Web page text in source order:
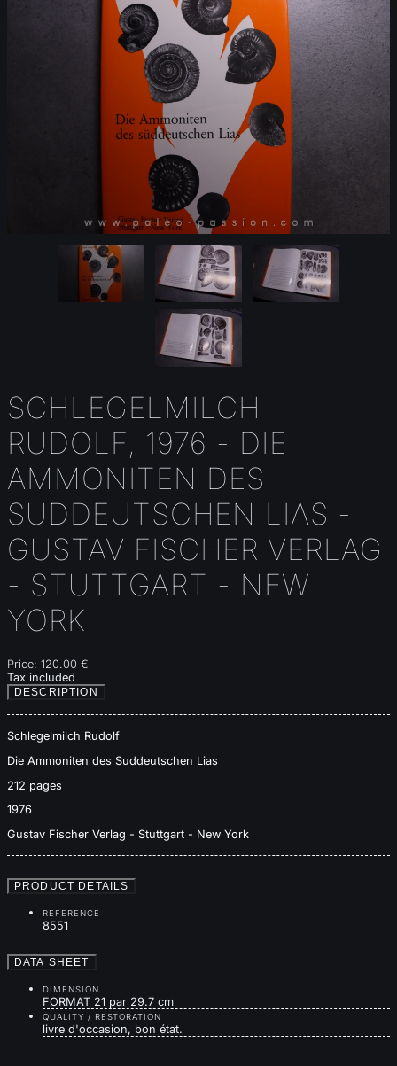
SCHLEGELMILCH
RUDOLF, 1976 - DIE
AMMONITEN DES
SUDDEUTSCHEN LIAS -
GUSTAV FISCHER VERLAG
- STUTTGART - NEW
YORK
Price: 120.00 €
Tax included
DESCRIPTION
Schlegelmilch Rudolf
Die Ammoniten des Suddeutschen Lias
212 pages
1976
Gustav Fischer Verlag - Stuttgart - New York
PRODUCT DETAILS
REFERENCE
8551
DATA SHEET
DIMENSION
FORMAT 21 par 29.7 cm
QUALITY / RESTORATION
livre d'occasion, bon état.